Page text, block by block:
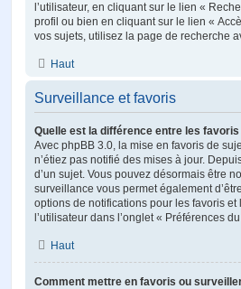
l’utilisateur, en cliquant sur le lien «
profil ou bien en cliquant sur le lien «
vos sujets, utilisez la page de recherche
Haut
Surveillance et favoris
Quelle est la différence entre les
Avec phpBB 3.0, la mise en favoris de
n’étiez pas notifié des mises à jour.
d’un sujet. Vous pouvez désormais être
surveillance vous permet également
options de notifications pour les favoris
l’utilisateur dans l’onglet « Préférences
Haut
Comment mettre en favoris ou